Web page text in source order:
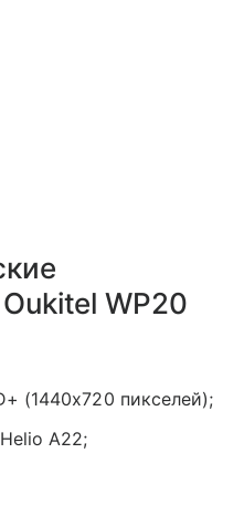
WP20
(1440x720 пикселей);
A22;